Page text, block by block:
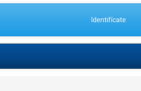
Identifícate